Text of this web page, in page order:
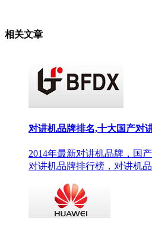
相关文章
对讲机品牌排名,十大国产对
2014年最新对讲机品牌，国
对讲机品牌排行榜，对讲机